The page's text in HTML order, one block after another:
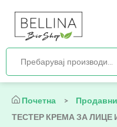
Почетна >
ТЕСТЕР КРЕМА ЗА